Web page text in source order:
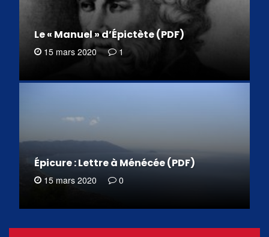
Le « Manuel » d’Épictète (PDF)
15 mars 2020 1
Épicure : Lettre à Ménécée (PDF)
15 mars 2020 0